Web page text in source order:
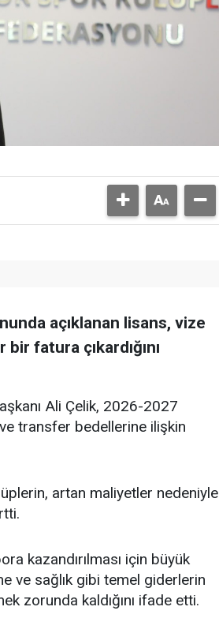
açıklanan lisans, vize
fatura çıkardığını
Ali Çelik, 2026-2027
transfer bedellerine ilişkin
artan maliyetler nedeniyle
kazandırılması için büyük
ve sağlık gibi temel giderlerin
zorunda kaldığını ifade etti.